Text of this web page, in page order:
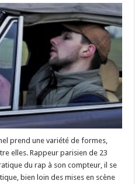
prend une variété de formes,
elles. Rappeur parisien de 23
du rap à son compteur, il se
bien loin des mises en scène